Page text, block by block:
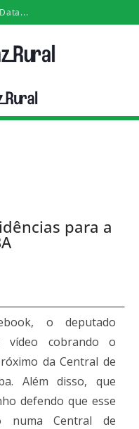
para a
o deputado
vídeo cobrando o
da Central de
Além disso, que
defendo que esse
numa Central de